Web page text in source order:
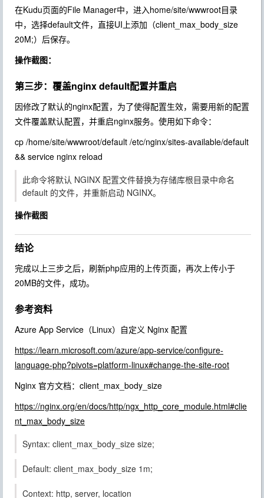
在Kudu页面的File Manager中，进入home/site/wwwroot目录
中，选择default文件，直接UI上添加（client_max_body_size
20M;）后保存。
操作截图：
第三步：覆盖nginx default配置并重启
因修改了默认的nginx配置，为了使得配置生效，需要用新的配置
文件覆盖默认配置，并重启nginx服务。使用如下命令：
cp /home/site/wwwroot/default /etc/nginx/sites-available/default
&& service nginx reload
此命令将默认 NGINX 配置文件替换为存储库根目录中命名
default 的文件，并重新启动 NGINX。
操作截图
结论
完成以上三步之后，刷新php应用的上传页面，再次上传小于
20MB的文件，成功。
参考资料
Azure App Service（Linux）自定义 Nginx 配置
https://learn.microsoft.com/azure/app-service/configure-
language-php?pivots=platform-linux#change-the-site-root
Nginx 官方文档：client_max_body_size
https://nginx.org/en/docs/http/ngx_http_core_module.html#clie
nt_max_body_size
Syntax: client_max_body_size size;
Default: client_max_body_size 1m;
Context: http, server, location